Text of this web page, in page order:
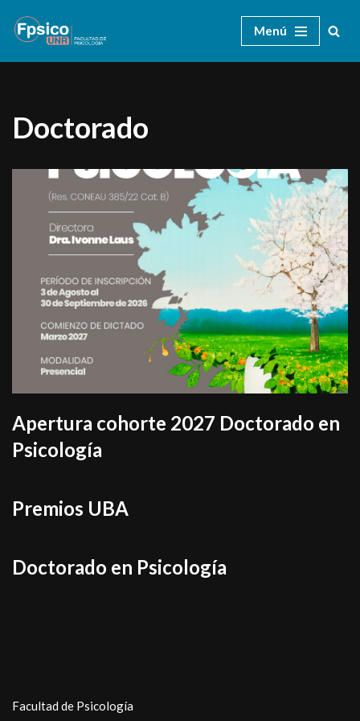
Ir
al
Menú
Doctorado
Apertura cohorte 2027 Doctorado en
Psicología
Premios UBA
Doctorado en Psicología
Facultad de Psicología